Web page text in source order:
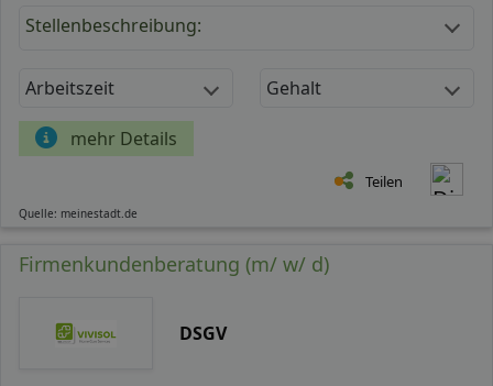
Stellenbeschreibung:
Arbeitszeit Gehalt
mehr Details
Teilen
Quelle: meinestadt.de
Firmenkundenberatung (m/ w/ d)
DSGV